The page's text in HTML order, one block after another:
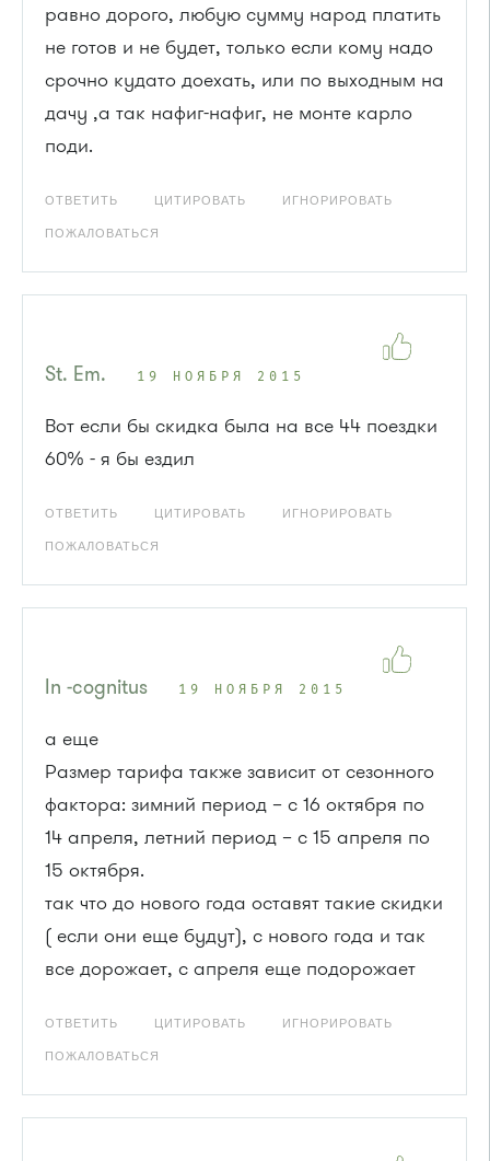
равно дорого, любую сумму народ платить
не готов и не будет, только если кому надо
срочно кудато доехать, или по выходным на
дачу ,а так нафиг-нафиг, не монте карло
поди.
ОТВЕТИТЬ ЦИТИРОВАТЬ ИГНОРИРОВАТЬ
ПОЖАЛОВАТЬСЯ
St. Em. 19 НОЯБРЯ 2015
Вот если бы скидка была на все 44 поездки
60% - я бы ездил
ОТВЕТИТЬ ЦИТИРОВАТЬ ИГНОРИРОВАТЬ
ПОЖАЛОВАТЬСЯ
In -cognitus 19 НОЯБРЯ 2015
а еще
Размер тарифа также зависит от сезонного
фактора: зимний период – с 16 октября по
14 апреля, летний период – с 15 апреля по
15 октября.
так что до нового года оставят такие скидки
( если они еще будут), с нового года и так
все дорожает, с апреля еще подорожает
ОТВЕТИТЬ ЦИТИРОВАТЬ ИГНОРИРОВАТЬ
ПОЖАЛОВАТЬСЯ